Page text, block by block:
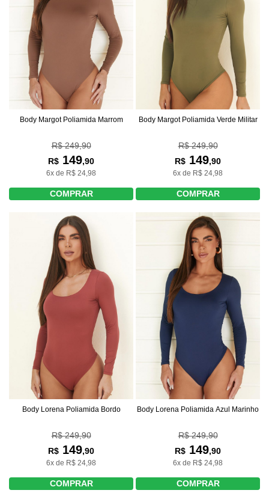
Body Margot Poliamida Marrom
R$ 249,90
R$ 149,90
6x de R$ 24,98
COMPRAR
Body Margot Poliamida Verde Militar
R$ 249,90
R$ 149,90
6x de R$ 24,98
COMPRAR
Body Lorena Poliamida Bordo
R$ 249,90
R$ 149,90
6x de R$ 24,98
COMPRAR
Body Lorena Poliamida Azul Marinho
R$ 249,90
R$ 149,90
6x de R$ 24,98
COMPRAR